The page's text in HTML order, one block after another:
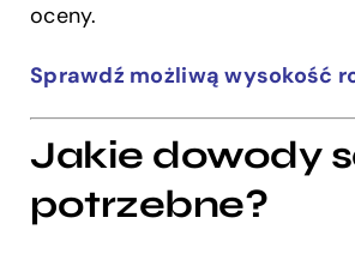
oceny.
Sprawdź możliwą wysokość
Jakie dowody
potrzebne?